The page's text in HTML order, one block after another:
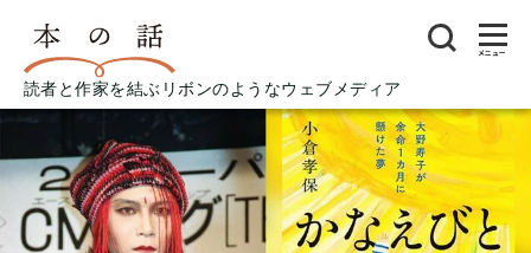
読者と作家を結ぶリボンのようなウェブメディア
メニュー